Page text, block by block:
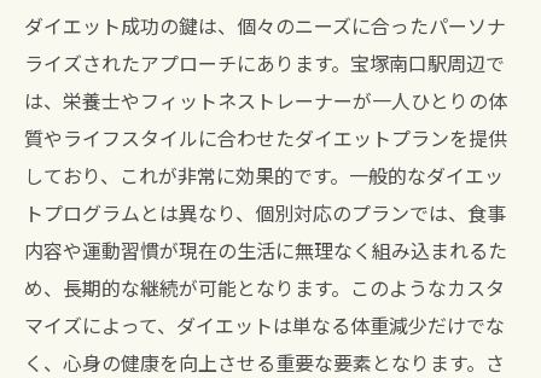
ダイエット成功の鍵は、個々のニーズに合ったパーソナ
ライズされたアプローチにあります。宝塚南口駅周辺で
は、栄養士やフィットネストレーナーが一人ひとりの体
質やライフスタイルに合わせたダイエットプランを提供
しており、これが非常に効果的です。一般的なダイエッ
トプログラムとは異なり、個別対応のプランでは、食事
内容や運動習慣が現在の生活に無理なく組み込まれるた
め、長期的な継続が可能となります。このようなカスタ
マイズによって、ダイエットは単なる体重減少だけでな
く、心身の健康を向上させる重要な要素となります。さ